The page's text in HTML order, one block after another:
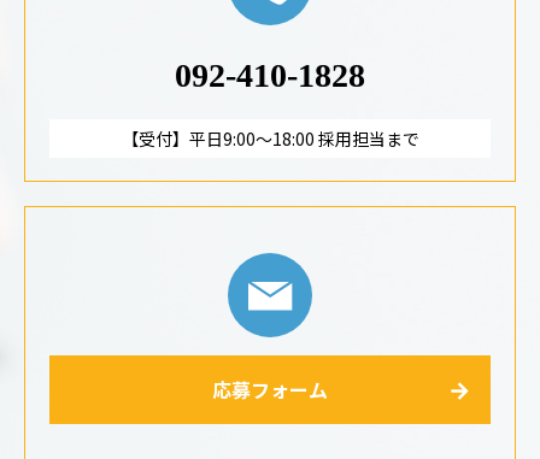
092-410-1828
【受付】平日9:00～18:00 採用担当まで
応募フォーム